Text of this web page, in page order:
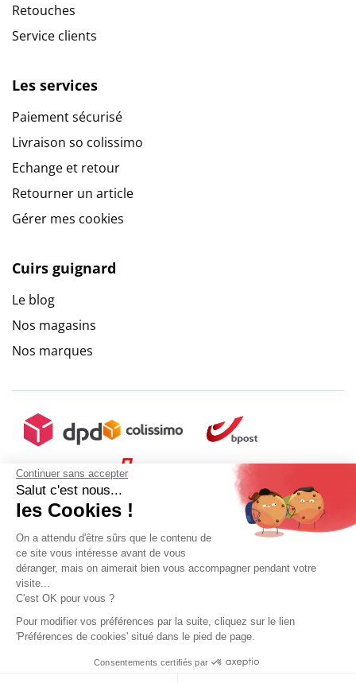
Continuer sans accepter
Salut c'est nous...
les Cookies !
On a attendu d'être sûrs que le contenu de
ce site vous intéresse avant de vous
déranger, mais on aimerait bien vous accompagner pendant votre
visite...
C'est OK pour vous ?
Pour modifier vos préférences par la suite, cliquez sur le lien
'Préférences de cookies' situé dans le pied de page.
Consentements certifiés par
Ajouter au panier
Retouches
Service clients
Les services
Paiement sécurisé
Livraison so colissimo
Echange et retour
Retourner un article
Gérer mes cookies
Cuirs guignard
Le blog
Nos magasins
Nos marques
Gestion des données personnelles